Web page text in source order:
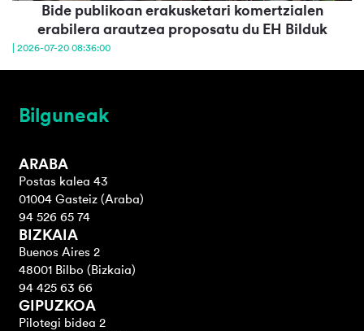
Bide publikoan erakusketari komertzialen
erabilera arautzea proposatu du EH Bilduk
| 2026-07-20 08:36:00
Bilguneak
ARABA
Postas kalea 43
01004 Gasteiz (Araba)
94 526 65 74
BIZKAIA
Buenos Aires 2
48001 Bilbo (Bizkaia)
94 425 63 66
GIPUZKOA
Pilotegi bidea 2